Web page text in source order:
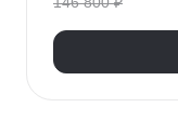
Психотерапия
Экстремальная